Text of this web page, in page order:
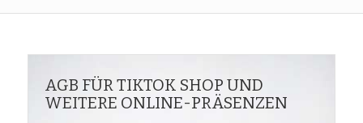
AGB FÜR TIKTOK SHOP UND
WEITERE ONLINE-PRÄSENZEN